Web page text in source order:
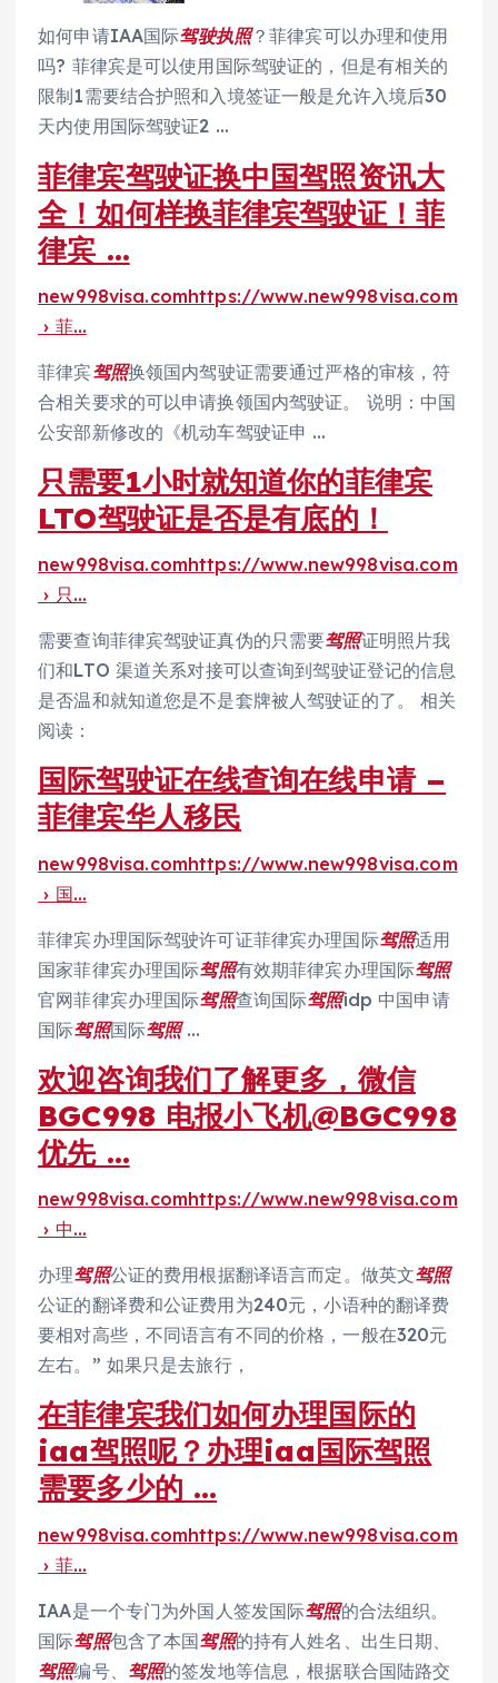
如何申请IAA国际驾驶执照？菲律宾可以办理和使用
吗? 菲律宾是可以使用国际驾驶证的，但是有相关的
限制1需要结合护照和入境签证一般是允许入境后30
天内使用国际驾驶证2 …
菲律宾驾驶证换中国驾照资讯大
全！如何样换菲律宾驾驶证！菲
律宾 …
new998visa.comhttps://www.new998visa.com
› 菲…
菲律宾驾照换领国内驾驶证需要通过严格的审核，符
合相关要求的可以申请换领国内驾驶证。 说明：中国
公安部新修改的《机动车驾驶证申 …
只需要1小时就知道你的菲律宾
LTO驾驶证是否是有底的！
new998visa.comhttps://www.new998visa.com
› 只…
需要查询菲律宾驾驶证真伪的只需要驾照证明照片我
们和LTO 渠道关系对接可以查询到驾驶证登记的信息
是否温和就知道您是不是套牌被人驾驶证的了。 相关
阅读：
国际驾驶证在线查询在线申请 –
菲律宾华人移民
new998visa.comhttps://www.new998visa.com
› 国…
菲律宾办理国际驾驶许可证菲律宾办理国际驾照适用
国家菲律宾办理国际驾照有效期菲律宾办理国际驾照
官网菲律宾办理国际驾照查询国际驾照idp 中国申请
国际驾照国际驾照…
欢迎咨询我们了解更多，微信
BGC998 电报小飞机@BGC998
优先 …
new998visa.comhttps://www.new998visa.com
› 中…
办理驾照公证的费用根据翻译语言而定。做英文驾照
公证的翻译费和公证费用为240元，小语种的翻译费
要相对高些，不同语言有不同的价格，一般在320元
左右。” 如果只是去旅行，
在菲律宾我们如何办理国际的
iaa驾照呢？办理iaa国际驾照
需要多少的 …
new998visa.comhttps://www.new998visa.com
› 菲…
IAA是一个专门为外国人签发国际驾照的合法组织。
国际驾照包含了本国驾照的持有人姓名、出生日期、
驾照编号、 驾照的签发地等信息，根据联合国陆路交